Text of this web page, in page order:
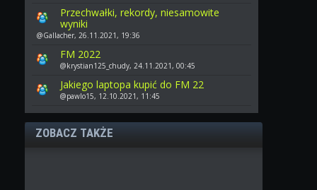
Przechwałki, rekordy, niesamowite
wyniki
@Gallacher, 26.11.2021, 19:36
FM 2022
@krystian125_chudy, 24.11.2021, 00:45
Jakiego laptopa kupić do FM 22
@pawlo15, 12.10.2021, 11:45
ZOBACZ TAKŻE